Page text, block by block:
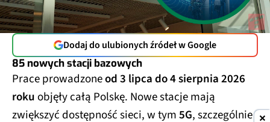
Dodaj do ulubionych źródeł w Google
85 nowych stacji bazowych
Prace prowadzoneod 3 lipca do 4 sierpnia 2026
rokuobjęły całą Polskę. Nowe stacje mają
zwiększyć dostępność sieci, w tym5G, szczególnie